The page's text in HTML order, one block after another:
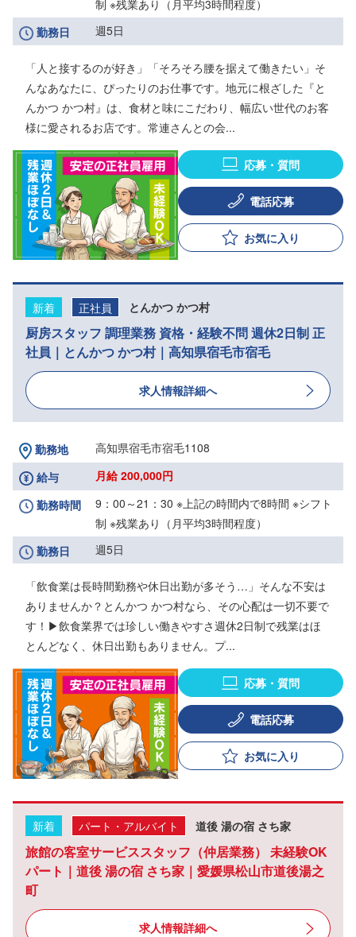
制 ※残業あり（月平均3時間程度）
勤務日
週5日
「人と接するのが好き」「そろそろ腰を据えて働きたい」そ
んなあなたに、ぴったりのお仕事です。地元に根ざした『と
んかつ かつ村』は、食材と味にこだわり、幅広い世代のお客
様に愛されるお店です。常連さんとの会...
応募・質問
電話応募
お気に入り
新着 正社員 とんかつ かつ村
厨房スタッフ 調理業務 資格・経験不問 週休2日制 正
社員｜とんかつ かつ村｜高知県宿毛市宿毛
求人情報詳細へ
勤務地
高知県宿毛市宿毛1108
給与
月給 200,000円
勤務時間
9：00～21：30 ※上記の時間内で8時間 ※シフト
制 ※残業あり（月平均3時間程度）
勤務日
週5日
「飲食業は長時間勤務や休日出勤が多そう…」そんな不安は
ありませんか？とんかつ かつ村なら、その心配は一切不要で
す！▶飲食業界では珍しい働きやすさ週休2日制で残業はほ
とんどなく、休日出勤もありません。プ...
応募・質問
電話応募
お気に入り
新着 パート・アルバイト 道後 湯の宿 さち家
旅館の客室サービススタッフ（仲居業務） 未経験OK
パート｜道後 湯の宿 さち家｜愛媛県松山市道後湯之
町
求人情報詳細へ